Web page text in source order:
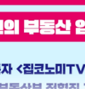
건 좋은 거 아냐?
?
트는?